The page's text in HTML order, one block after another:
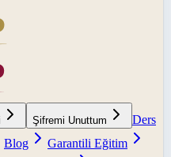
Şifremi Unuttum
Ders
Blog
Garantili Eğitim